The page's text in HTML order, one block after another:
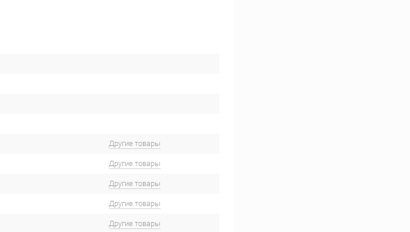
Другие товары
Другие товары
Другие товары
Другие товары
Другие товары